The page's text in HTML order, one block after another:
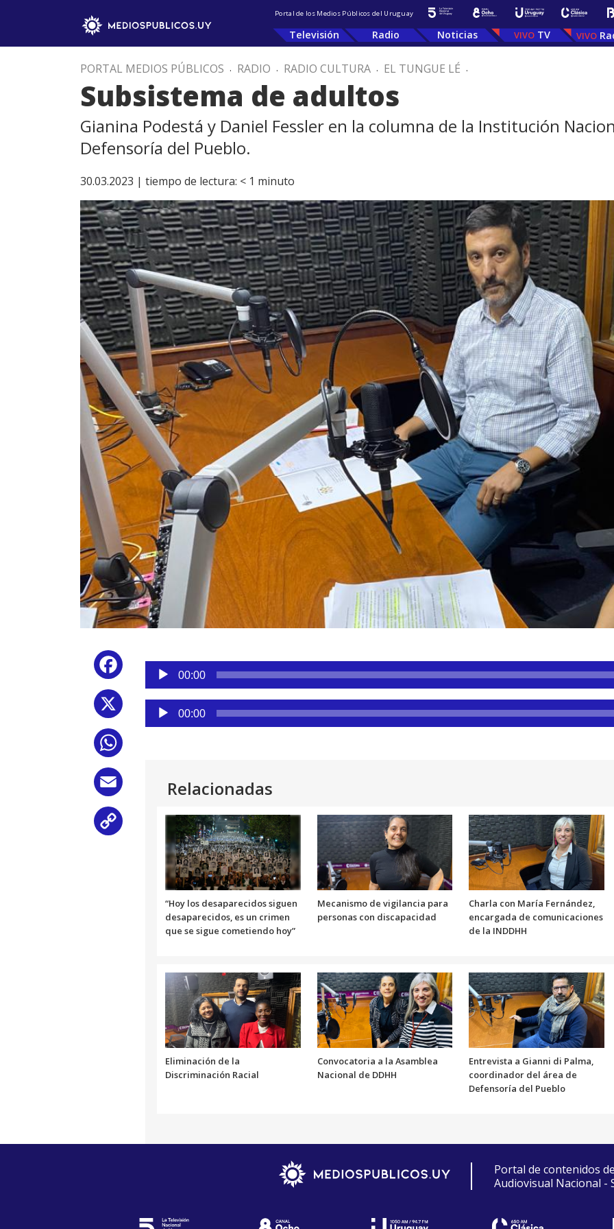
Portal de los Medios Públicos del Uruguay
Televisión Radio Noticias TV
PORTAL MEDIOS PÚBLICOS . RADIO . RADIO CULTURA . EL TUNGUE LÉ .
Subsistema de adultos
Gianina Podestá y Daniel Fessler en la columna de la Institución
Defensoría del Pueblo.
30.03.2023 | tiempo de lectura: < 1 minuto
Facebook
Reproductor
audio
00:00
Reproductor
de
00:00
Relacionadas
“Hoy los desaparecidos siguen
desaparecidos, es un crimen
que se sigue cometiendo hoy”
Mecanismo de vigilancia para
personas con discapacidad
Charla con María Fernández,
encargada de comunicaciones
de la INDDHH
Eliminación de la
Discriminación Racial
Convocatoria a la Asamblea
Nacional de DDHH
Entrevista a Gianni di Palma,
coordinador del área de
Defensoría del Pueblo
Portal de contenidos
Audiovisual Nacional -